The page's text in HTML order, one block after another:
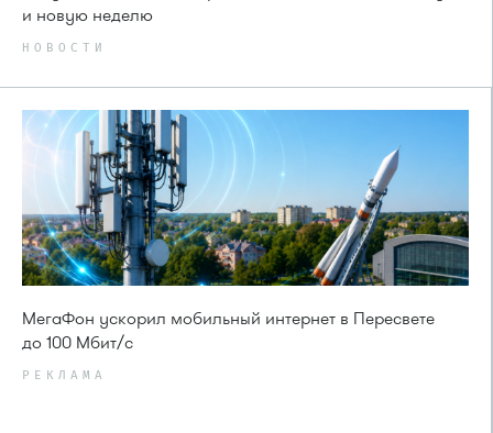
и новую неделю
НОВОСТИ
МегаФон ускорил мобильный интернет в Пересвете
до 100 Мбит/с
РЕКЛАМА